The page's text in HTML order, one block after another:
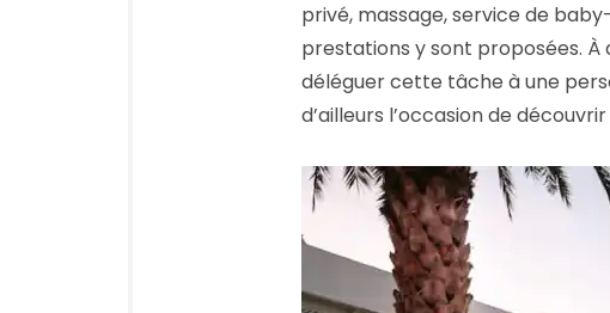
privé, massage, service de
prestations y sont proposées.
déléguer cette tâche à une
d’ailleurs l’occasion de